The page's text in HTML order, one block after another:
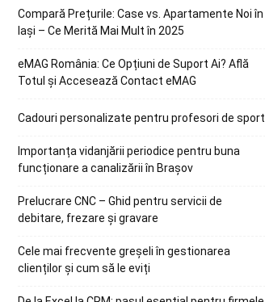
Compară Prețurile: Case vs. Apartamente Noi în
Iași – Ce Merită Mai Mult în 2025
eMAG România: Ce Opțiuni de Suport Ai? Află
Totul și Accesează Contact eMAG
Cadouri personalizate pentru profesori de sport
Importanța vidanjării periodice pentru buna
funcționare a canalizării în Brașov
Prelucrare CNC – Ghid pentru servicii de
debitare, frezare și gravare
Cele mai frecvente greșeli în gestionarea
clienților și cum să le eviți